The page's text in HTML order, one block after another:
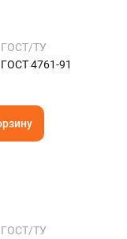
ГОСТ/ТУ
ГОСТ 4761-91
ГОСТ/ТУ